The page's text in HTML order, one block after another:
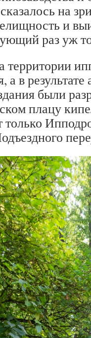
на
и
раз уж
территории
а в результате
были
плацу
только